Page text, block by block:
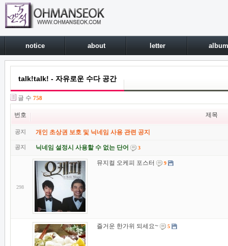
notice about letter album
talk!talk! - 자유로운 수다 공간
글 수 758
번호 제목
공지 개인 초상권 보호 및 닉네임 사용 관련 공지
공지 닉네임 설정시 사용할 수 없는 단어 3
298
뮤지컬 오케피 포스터 9
즐거운 한가위 되세요~ 5